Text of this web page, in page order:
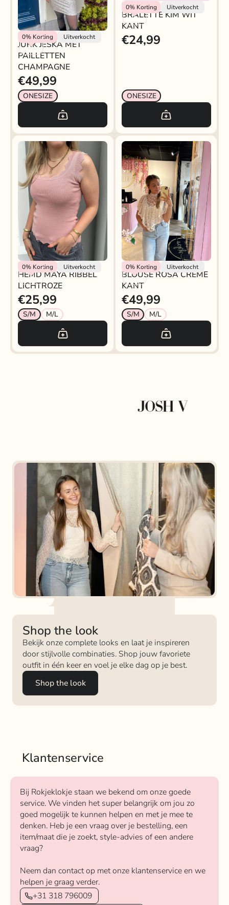
0% Korting Uitverkocht
Rokjeklokje
JURK JESKA MET
PAILLETTEN
CHAMPAGNE
€49,99
ONESIZE
BRALETTE KIM WIT
KANT
0%Korting Uitverkocht
Rokjeklokje
BRALETTE KIM WIT
KANT
€24,99
ONESIZE
0% Korting Uitverkocht
Rokjeklokje
HEMD MAYA RIBBEL
LICHTROZE
€25,99
S/M M/L
0%Korting Uitverkocht
Rokjeklokje
BLOUSE ROSA CRÈME
KANT
€49,99
S/M M/L
Shop the look
Bekijk onze complete looks en laat je inspireren
door stijlvolle combinaties. Shop jouw favoriete
outfit in één keer en voel je elke dag op je best.
Shop the look
Klantenservice
Bij Rokjeklokje staan we bekend om onze goede
service. We vinden het super belangrijk om jou zo
goed mogelijk te kunnen helpen en met je mee te
denken. Heb je een vraag over je bestelling, een
item/maat die je zoekt, style-advies of een andere
vraag?
Neem dan contact op met onze klantenservice en we
helpen je graag verder.
+31 318 796009